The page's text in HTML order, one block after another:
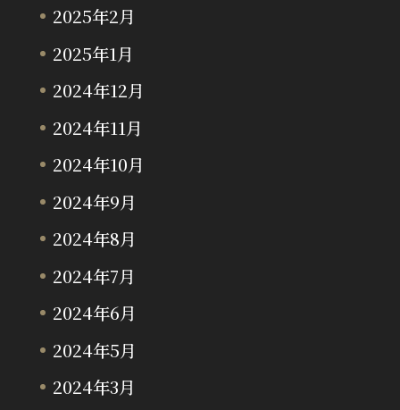
2025年2月
2025年1月
2024年12月
2024年11月
2024年10月
2024年9月
2024年8月
2024年7月
2024年6月
2024年5月
2024年3月